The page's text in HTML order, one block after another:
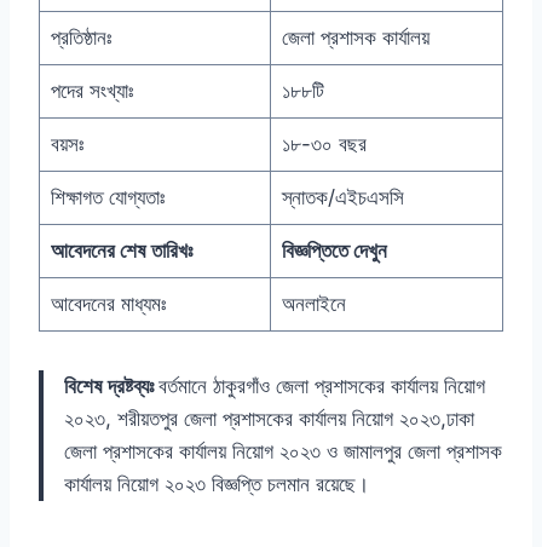
প্রতিষ্ঠানঃ জেলা প্রশাসক কার্যালয়
পদের সংখ্যাঃ ১৮৮টি
বয়সঃ ১৮-৩০ বছর
শিক্ষাগত যোগ্যতাঃ স্নাতক/এইচএসসি
আবেদনের শেষ তারিখঃ বিজ্ঞপ্তিতে দেখুন
আবেদনের মাধ্যমঃ অনলাইনে
বিশেষ দ্রষ্টব্যঃবর্তমানে ঠাকুরগাঁও জেলা প্রশাসকের কার্যালয় নিয়োগ
২০২৩, শরীয়তপুর জেলা প্রশাসকের কার্যালয় নিয়োগ ২০২৩,ঢাকা
জেলা প্রশাসকের কার্যালয় নিয়োগ ২০২৩ ও জামালপুর জেলা প্রশাসক
কার্যালয় নিয়োগ ২০২৩ বিজ্ঞপ্তি চলমান রয়েছে।